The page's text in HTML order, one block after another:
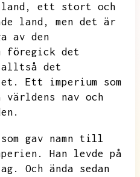
ett stort och
land,
men det är
av den
föregick det
alltså det
Ett imperium som
nav och
gav namn till
Han levde på
Och ända sedan